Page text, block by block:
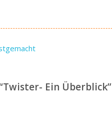
Twister- Ein Überblick”